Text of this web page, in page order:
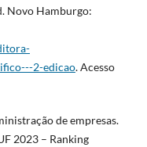
Novo Hamburgo:
2-edicao. Acesso
de empresas.
2023 – Ranking